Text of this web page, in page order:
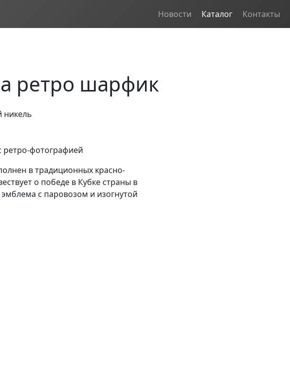
Новости Каталог Контакты
ретро шарфик
никель
ретро-фотографией
в традиционных красно-
о победе в Кубке страны в
с паровозом и изогнутой